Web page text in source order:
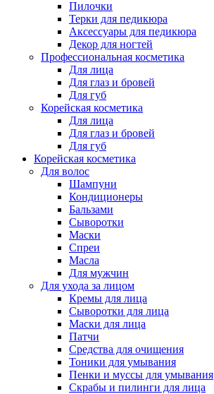
Пилочки
Терки для педикюра
Аксессуары для педикюра
Декор для ногтей
Профессиональная косметика
Для лица
Для глаз и бровей
Для губ
Корейская косметика
Для лица
Для глаз и бровей
Для губ
Корейская косметика
Для волос
Шампуни
Кондиционеры
Бальзами
Сыворотки
Маски
Спреи
Масла
Для мужчин
Для ухода за лицом
Кремы для лица
Сыворотки для лица
Маски для лица
Патчи
Средства для очищения
Тоники для умывания
Пенки и муссы для умывания
Скрабы и пилинги для лица